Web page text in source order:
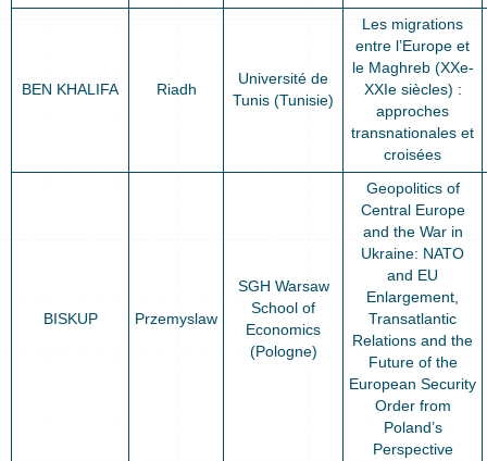
BEN KHALIFA Riadh
Université de
Tunis (Tunisie)
Les migrations
entre l’Europe et
le Maghreb (XXe-
XXIe siècles) :
approches
transnationales et
croisées
BISKUP Przemyslaw
SGH Warsaw
School of
Economics
(Pologne)
Geopolitics of
Central Europe
and the War in
Ukraine: NATO
and EU
Enlargement,
Transatlantic
Relations and the
Future of the
European Security
Order from
Poland’s
Perspective